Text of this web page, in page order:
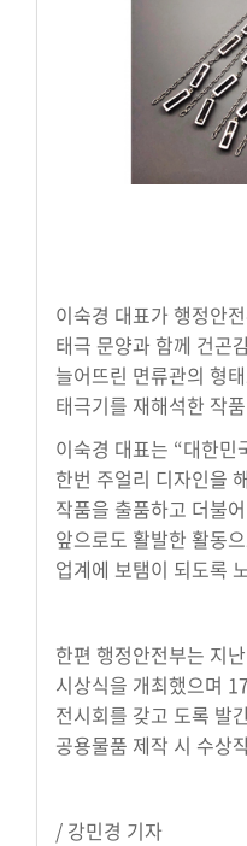
이숙경 대표가 행정안
태극 문양과 함께 건곤
늘어뜨린 면류관의 형
태극기를 재해석한 작
이숙경 대표는 “대한
한번 주얼리 디자인을
작품을 출품하고 더불
앞으로도 활발한 활동
업계에 보탬이 되도록
한편 행정안전부는 지
시상식을 개최했으며
전시회를 갖고 도록 발
공용물품 제작 시 수상
/ 강민경 기자